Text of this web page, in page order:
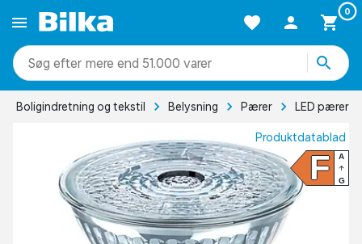
0
mere end 51.000 varer
Boligindretning og tekstil Belysning Pærer LED pærer
Produktdatablad
F A
G